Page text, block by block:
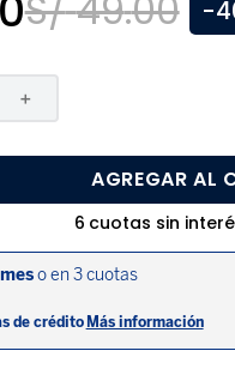
-
＋
AGREGAR AL
6 cuotas sin